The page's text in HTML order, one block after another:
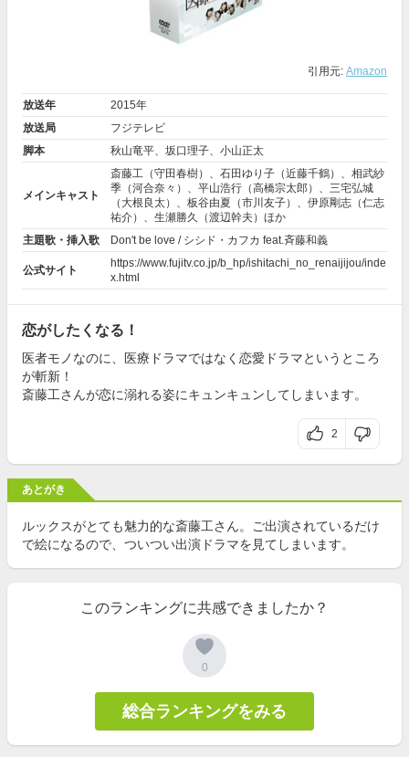
引用元: Amazon
放送年
2015年
放送局
フジテレビ
脚本
秋山竜平、坂口理子、小山正太
メインキャスト
斎藤工 （守田春樹）、 石田ゆり子 （近藤千鶴）、 相武紗
季 （河合奈々）、 平山浩行 （高橋宗太郎）、 三宅弘城
（大根良太）、 板谷由夏 （市川友子）、伊原剛志（仁志
祐介）、 生瀬勝久
（渡辺幹夫）ほか
主題歌・挿入歌
Don't be love / シシド・カフカ feat.斉藤和義
公式サイト
https://www.fujitv.co.jp/b_hp/ishitachi_no_renaijijou/inde
x.html
恋がしたくなる！
医者モノなのに、医療ドラマではなく恋愛ドラマというところ
が斬新！
斎藤工さんが恋に溺れる姿にキュンキュンしてしまいます。
2
あとがき
ルックスがとても魅力的な斎藤工さん。ご出演されているだけ
で絵になるので、ついつい出演ドラマを見てしまいます。
このランキングに共感できましたか？
0
総合ランキングをみる